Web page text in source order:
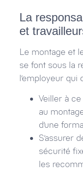
La
et
Le montage et
se font sous la
l’employeur qui
Veiller à
au
d’une
S’assurer
sécurité
les